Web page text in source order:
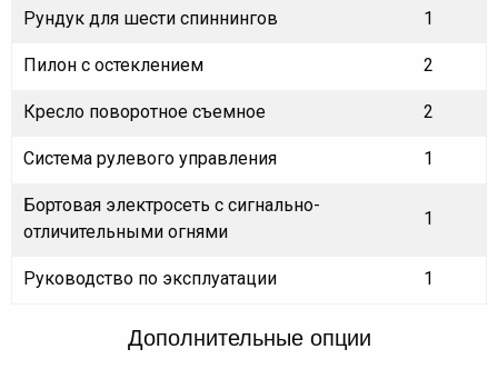
Рундук для шести спиннингов 1
Пилон с остеклением 2
Кресло поворотное съемное 2
Система рулевого управления 1
Бортовая электросеть с сигнально-
отличительными огнями
1
Руководство по эксплуатации 1
Дополнительные опции